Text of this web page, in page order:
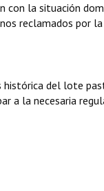
con la situación
reclamados por la
histórica del lote
a la necesaria